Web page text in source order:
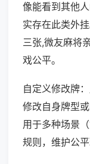
像能看到其他
实存在此类外
三张,微友麻将
戏公平。
自定义修改牌
修改自身牌型
用于多种场景
规则，维护公平